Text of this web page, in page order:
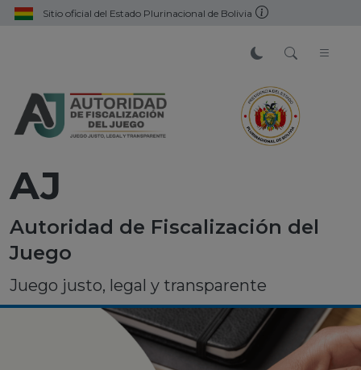
Sitio oficial del Estado Plurinacional de Bolivia
AJ
Autoridad de Fiscalización del
Juego
Juego justo, legal y transparente